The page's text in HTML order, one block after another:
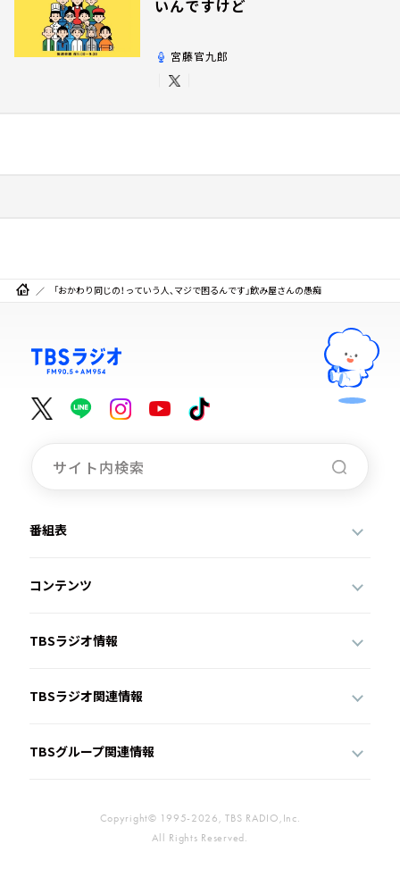
いんですけど
宮藤官九郎
「おかわり同じの！っていう人、マジで困るんです」飲み屋さんの愚痴
番組表
コンテンツ
TBSラジオ情報
TBSラジオ関連情報
TBSグループ関連情報
Copyright© 1995-2026, TBS RADIO,Inc.
All Rights Reserved.